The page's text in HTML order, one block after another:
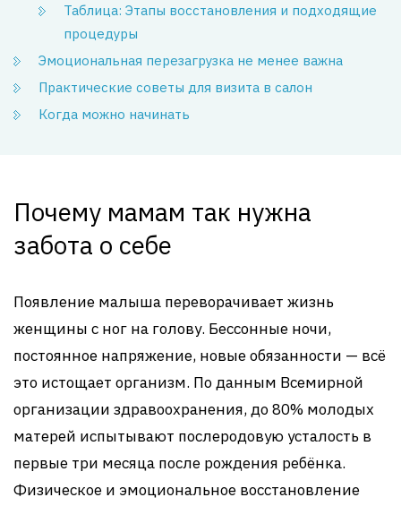
Таблица: Этапы восстановления и подходящие
процедуры
Эмоциональная перезагрузка не менее важна
Практические советы для визита в салон
Когда можно начинать
Почему мамам так нужна
забота о себе
Появление малыша переворачивает жизнь
женщины с ног на голову. Бессонные ночи,
постоянное напряжение, новые обязанности — всё
это истощает организм. По данным Всемирной
организации здравоохранения, до 80% молодых
матерей испытывают послеродовую усталость в
первые три месяца после рождения ребёнка.
Физическое и эмоциональное восстановление